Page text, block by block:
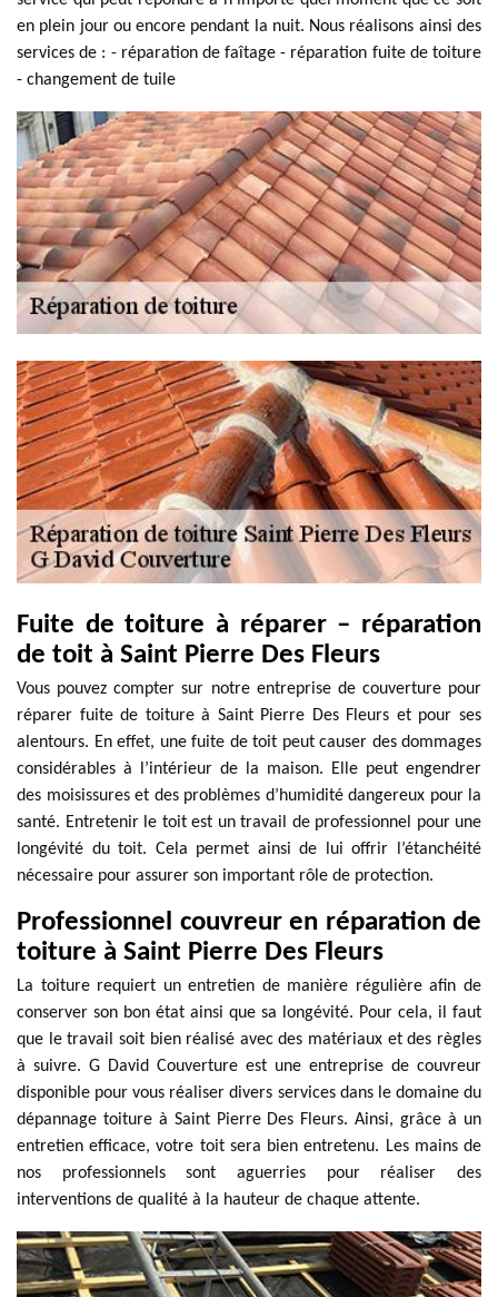
en plein jour ou encore pendant la nuit. Nous réalisons ainsi des
services de : - réparation de faîtage - réparation fuite de toiture
- changement de tuile
Fuite de toiture à réparer – réparation
de toit à Saint Pierre Des Fleurs
Vous pouvez compter sur notre entreprise de couverture pour
réparer fuite de toiture à Saint Pierre Des Fleurs et pour ses
alentours. En effet, une fuite de toit peut causer des dommages
considérables à l’intérieur de la maison. Elle peut engendrer
des moisissures et des problèmes d’humidité dangereux pour la
santé. Entretenir le toit est un travail de professionnel pour une
longévité du toit. Cela permet ainsi de lui offrir l’étanchéité
nécessaire pour assurer son important rôle de protection.
Professionnel couvreur en réparation de
toiture à Saint Pierre Des Fleurs
La toiture requiert un entretien de manière régulière afin de
conserver son bon état ainsi que sa longévité. Pour cela, il faut
que le travail soit bien réalisé avec des matériaux et des règles
à suivre. G David Couverture est une entreprise de couvreur
disponible pour vous réaliser divers services dans le domaine du
dépannage toiture à Saint Pierre Des Fleurs. Ainsi, grâce à un
entretien efficace, votre toit sera bien entretenu. Les mains de
nos professionnels sont aguerries pour réaliser des
interventions de qualité à la hauteur de chaque attente.